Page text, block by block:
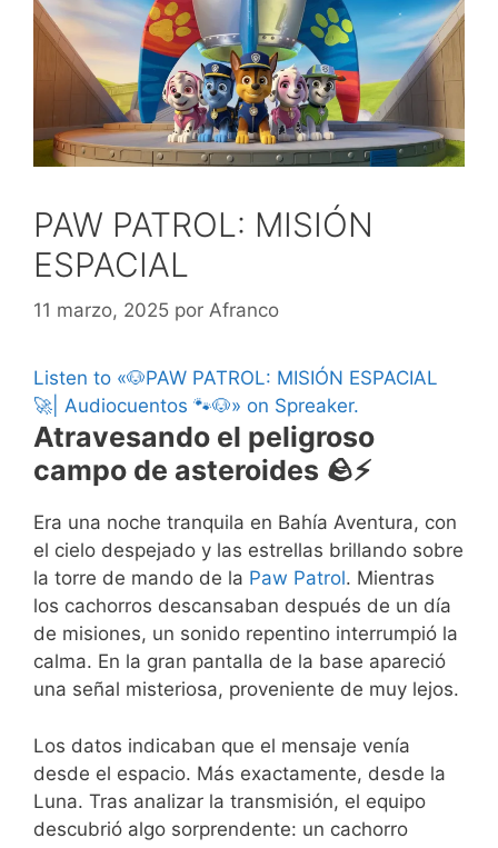
PAW PATROL: MISIÓN
ESPACIAL
11 marzo, 2025 por Afranco
Listen to «🐶PAW PATROL: MISIÓN ESPACIAL
🚀| Audiocuentos 🐾🐶» on Spreaker.
Atravesando el peligroso
campo de asteroides 🪨⚡
Era una noche tranquila en Bahía Aventura, con
el cielo despejado y las estrellas brillando sobre
la torre de mando de la Paw Patrol. Mientras
los cachorros descansaban después de un día
de misiones, un sonido repentino interrumpió la
calma. En la gran pantalla de la base apareció
una señal misteriosa, proveniente de muy lejos.
Los datos indicaban que el mensaje venía
desde el espacio. Más exactamente, desde la
Luna. Tras analizar la transmisión, el equipo
descubrió algo sorprendente: un cachorro